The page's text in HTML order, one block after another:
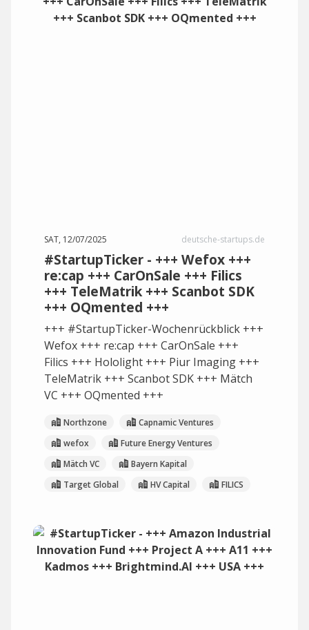
SAT, 12/07/2025 deutsche-startups.de
#StartupTicker - +++ Wefox +++
re:cap +++ CarOnSale +++ Filics
+++ TeleMatrik +++ Scanbot SDK
+++ OQmented +++
+++ #StartupTicker-Wochenrückblick +++
Wefox +++ re:cap +++ CarOnSale +++
Filics +++ Hololight +++ Piur Imaging +++
TeleMatrik +++ Scanbot SDK +++ Mätch
VC +++ OQmented +++
Northzone
Capnamic Ventures
wefox
Future Energy Ventures
Mätch VC
Bayern Kapital
Target Global
HV Capital FILICS